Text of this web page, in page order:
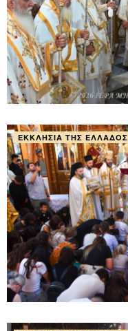
ΕΚΚΛΗΣΊΑ ΤΗΣ ΕΛΛΆΔΟΣ